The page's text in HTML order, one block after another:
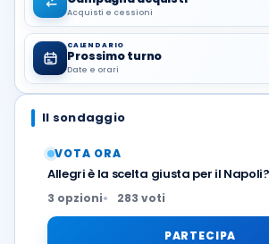
Acquisti e cessioni
CALENDARIO
Prossimo turno
Date e orari
Il sondaggio
VOTA ORA
Allegri è la scelta giusta per il Napoli?
3 opzioni 283 voti
PARTECIPA